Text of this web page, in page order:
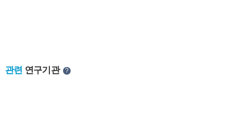
관련 연구기관 ?